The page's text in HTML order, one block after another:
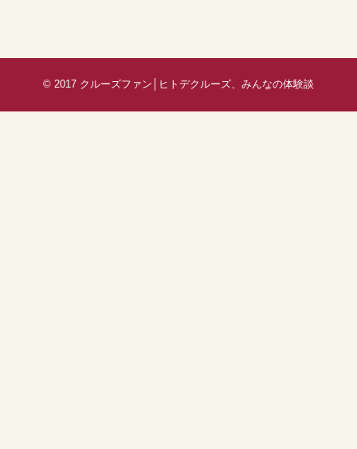
© 2017 クルーズファン│ヒトデクルーズ、みんなの体験談